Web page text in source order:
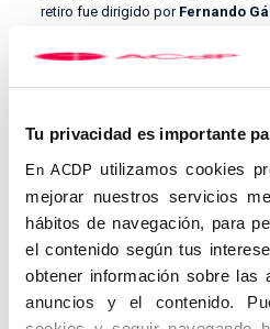
Tu privacidad es importante
En ACDP utilizamos cookies
mejorar nuestros servicios
hábitos de navegación, para
el contenido según tus
obtener información sobre las
anuncios y el contenido.
retiro fue dirigido porFernando
Las reflexiones presentaron la
misericordia y de renovación de la
recordaba Benedicto XVI.
Entre
apareció la invitación del Papa León
las críticas y de las malas palabras